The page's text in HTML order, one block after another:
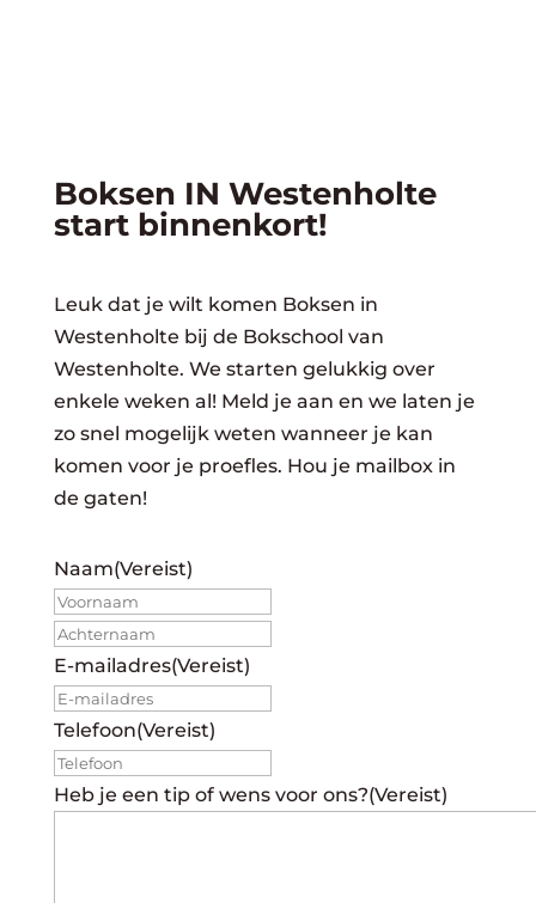
Boksen IN Westenholte
start binnenkort!
Leuk dat je wilt komen Boksen in
Westenholte bij de Bokschool van
Westenholte. We starten gelukkig over
enkele weken al! Meld je aan en we laten je
zo snel mogelijk weten wanneer je kan
komen voor je proefles. Hou je mailbox in
de gaten!
Naam(Vereist)
E-mailadres(Vereist)
Telefoon(Vereist)
Heb je een tip of wens voor ons?(Vereist)